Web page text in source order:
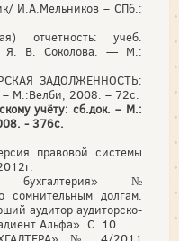
И.А.Мельников – СПб.:
отчетность: учеб.
Я. В. Соколова. — М.:
ЗАДОЛЖЕННОСТЬ:
М.:Велби, 2008. – 72с.
учёту: сб.док. – М.:
- 376с.
правовой системы
бухгалтерия» №
сомнительным долгам.
аудитор аудиторско-
Альфа». С. 10.